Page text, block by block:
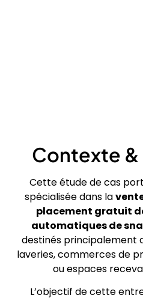
Contexte
Cette étude de cas
spécialisée dans la
placement gratuit
automatiques de
destinés principalement
laveries, commerces de
ou espaces
L’objectif de cette